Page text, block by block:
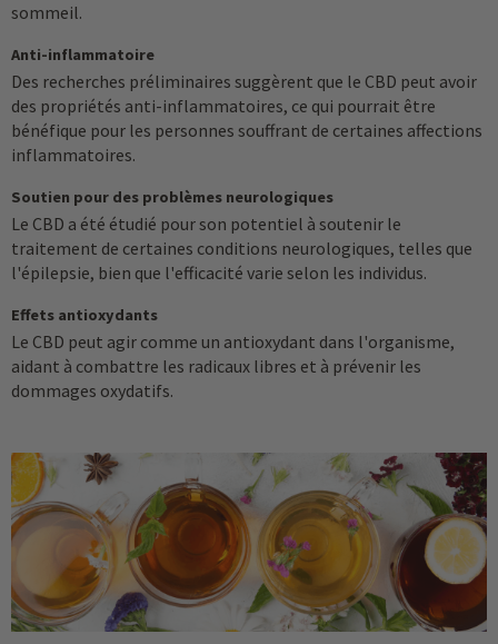
sommeil.
Anti-inflammatoire
Des recherches préliminaires suggèrent que le CBD peut avoir
des propriétés anti-inflammatoires, ce qui pourrait être
bénéfique pour les personnes souffrant de certaines affections
inflammatoires.
Soutien pour des problèmes neurologiques
Le CBD a été étudié pour son potentiel à soutenir le
traitement de certaines conditions neurologiques, telles que
l'épilepsie, bien que l'efficacité varie selon les individus.
Effets antioxydants
Le CBD peut agir comme un antioxydant dans l'organisme,
aidant à combattre les radicaux libres et à prévenir les
dommages oxydatifs.